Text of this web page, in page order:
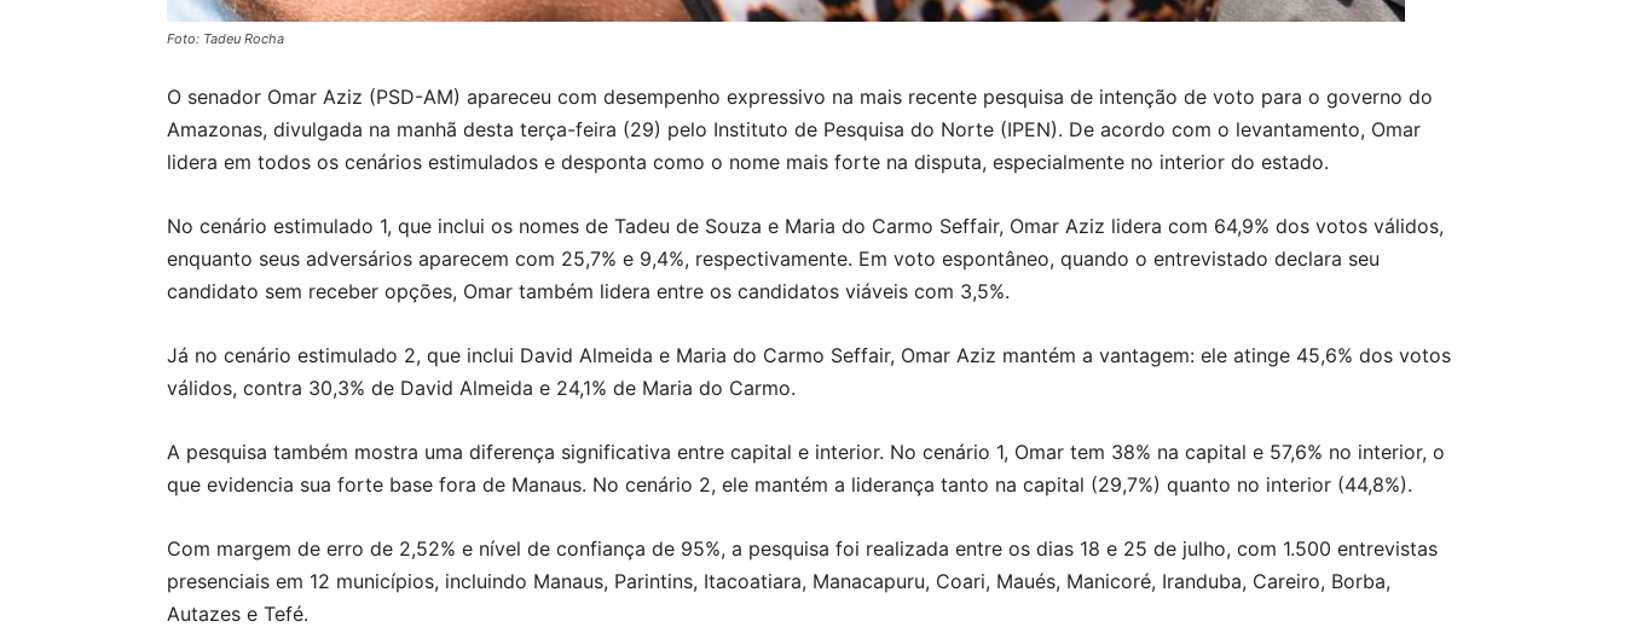
Foto: Tadeu Rocha
O senador Omar Aziz (PSD-AM) apareceu com desempenho expressivo na mais recente pesquisa de intenção de voto para o governo do
Amazonas, divulgada na manhã desta terça-feira (29) pelo Instituto de Pesquisa do Norte (IPEN). De acordo com o levantamento, Omar
lidera em todos os cenários estimulados e desponta como o nome mais forte na disputa, especialmente no interior do estado.
No cenário estimulado 1, que inclui os nomes de Tadeu de Souza e Maria do Carmo Seffair, Omar Aziz lidera com 64,9% dos votos válidos,
enquanto seus adversários aparecem com 25,7% e 9,4%, respectivamente. Em voto espontâneo, quando o entrevistado declara seu
candidato sem receber opções, Omar também lidera entre os candidatos viáveis com 3,5%.
Já no cenário estimulado 2, que inclui David Almeida e Maria do Carmo Seffair, Omar Aziz mantém a vantagem: ele atinge 45,6% dos votos
válidos, contra 30,3% de David Almeida e 24,1% de Maria do Carmo.
A pesquisa também mostra uma diferença significativa entre capital e interior. No cenário 1, Omar tem 38% na capital e 57,6% no interior, o
que evidencia sua forte base fora de Manaus. No cenário 2, ele mantém a liderança tanto na capital (29,7%) quanto no interior (44,8%).
Com margem de erro de 2,52% e nível de confiança de 95%, a pesquisa foi realizada entre os dias 18 e 25 de julho, com 1.500 entrevistas
presenciais em 12 municípios, incluindo Manaus, Parintins, Itacoatiara, Manacapuru, Coari, Maués, Manicoré, Iranduba, Careiro, Borba,
Autazes e Tefé.